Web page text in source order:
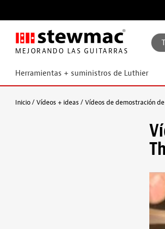
MEJORANDO LAS GUITARRAS
Herramientas + suministros de Luthier
Inicio Vídeos + ideas Vídeos de demostración